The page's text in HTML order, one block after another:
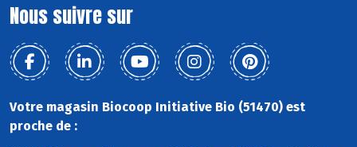
Nous suivre sur
Votre magasin Biocoop Initiative Bio (51470) est
proche de :